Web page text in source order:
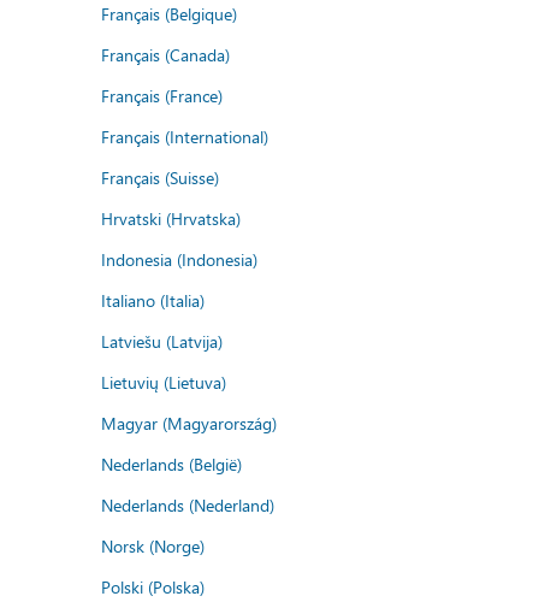
Français (Belgique)
Français (Canada)
Français (France)
Français (International)
Français (Suisse)
Hrvatski (Hrvatska)
Indonesia (Indonesia)
Italiano (Italia)
Latviešu (Latvija)
Lietuvių (Lietuva)
Magyar (Magyarország)
Nederlands (België)
Nederlands (Nederland)
Norsk (Norge)
Polski (Polska)